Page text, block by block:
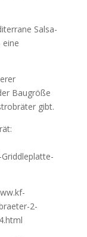
Salsa-
eine
Baugröße
gibt.
2-